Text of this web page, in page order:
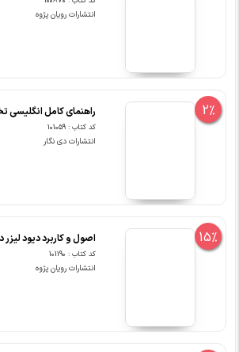
انتشارات رویان پژوه
2% راهنمای کامل
کد کتاب : 101059
انتشارات دی نگار
15% اصول و کاربرد دیود لیزر
کد کتاب : 101190
انتشارات رویان پژوه